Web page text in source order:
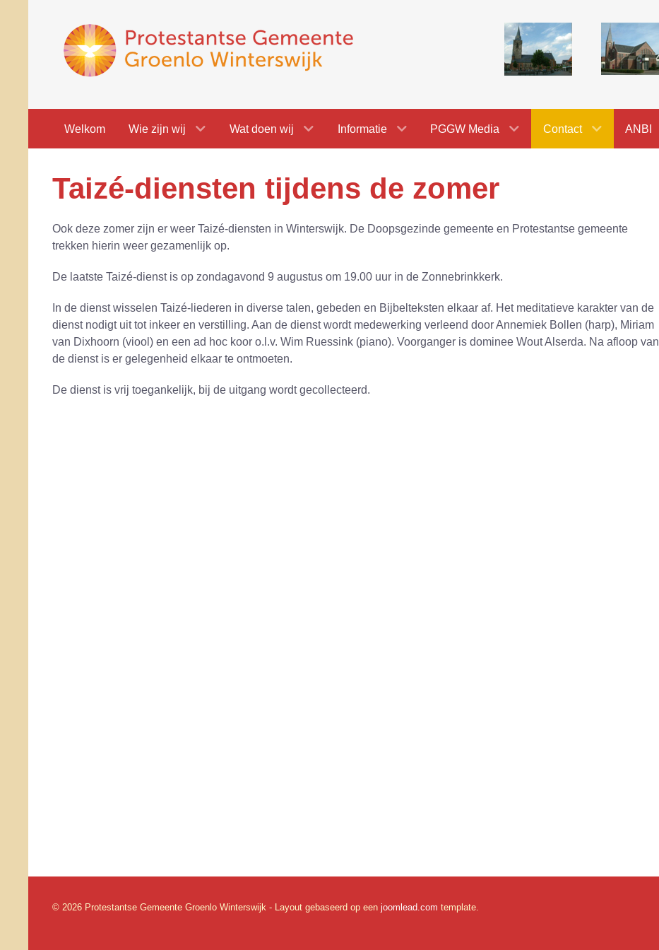
Welkom Wie zijn wij Wat doen wij Informatie PGGW Media Contact ANBI
Taizé-diensten tijdens de zomer
Ook deze zomer zijn er weer Taizé-diensten in Winterswijk. De Doopsgezinde gemeente en Protestantse gemeente
trekken hierin weer gezamenlijk op.
De laatste Taizé-dienst is op zondagavond 9 augustus om 19.00 uur in de Zonnebrinkkerk.
In de dienst wisselen Taizé-liederen in diverse talen, gebeden en Bijbelteksten elkaar af. Het meditatieve karakter van de
dienst nodigt uit tot inkeer en verstilling. Aan de dienst wordt medewerking verleend door Annemiek Bollen (harp), Miriam
van Dixhoorn (viool) en een ad hoc koor o.l.v. Wim Ruessink (piano). Voorganger is dominee Wout Alserda. Na afloop van
de dienst is er gelegenheid elkaar te ontmoeten.
De dienst is vrij toegankelijk, bij de uitgang wordt gecollecteerd.
© 2026 Protestantse Gemeente Groenlo Winterswijk - Layout gebaseerd op een joomlead.com template.